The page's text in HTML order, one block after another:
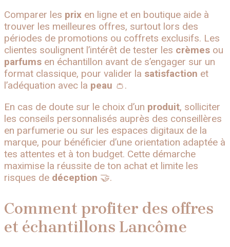
Comparer les prix en ligne et en boutique aide à
trouver les meilleures offres, surtout lors des
périodes de promotions ou coffrets exclusifs. Les
clientes soulignent l’intérêt de tester les crèmes ou
parfums en échantillon avant de s’engager sur un
format classique, pour valider la satisfaction et
l’adéquation avec la peau 👛.
En cas de doute sur le choix d’un produit, solliciter
les conseils personnalisés auprès des conseillères
en parfumerie ou sur les espaces digitaux de la
marque, pour bénéficier d’une orientation adaptée à
tes attentes et à ton budget. Cette démarche
maximise la réussite de ton achat et limite les
risques de déception 🤝.
Comment profiter des offres
et échantillons Lancôme